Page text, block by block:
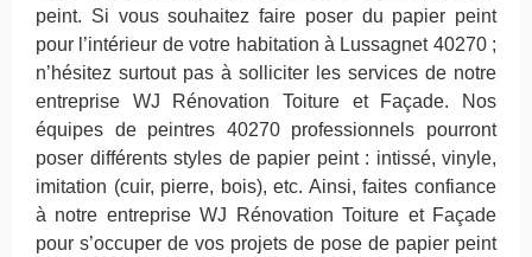
peint. Si vous souhaitez faire poser du papier peint
pour l’intérieur de votre habitation à Lussagnet 40270 ;
n’hésitez surtout pas à solliciter les services de notre
entreprise WJ Rénovation Toiture et Façade. Nos
équipes de peintres 40270 professionnels pourront
poser différents styles de papier peint : intissé, vinyle,
imitation (cuir, pierre, bois), etc. Ainsi, faites confiance
à notre entreprise WJ Rénovation Toiture et Façade
pour s’occuper de vos projets de pose de papier peint